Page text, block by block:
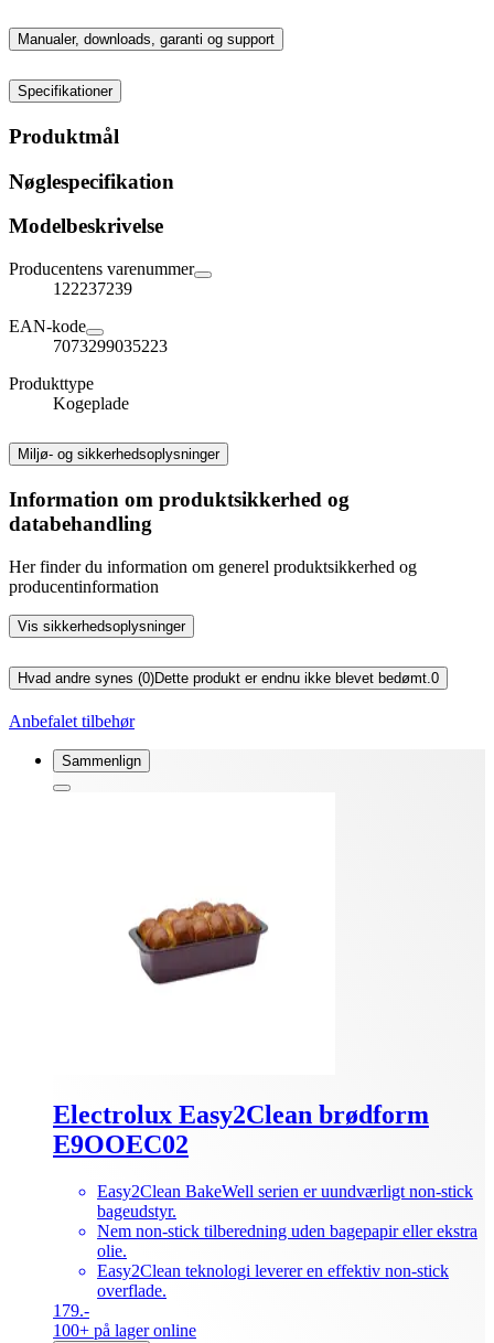
Manualer, downloads, garanti og support
Specifikationer
Produktmål
Nøglespecifikation
Modelbeskrivelse
Producentens varenummer
122237239
EAN-kode
7073299035223
Produkttype
Kogeplade
Miljø- og sikkerhedsoplysninger
Information om produktsikkerhed og
databehandling
Her finder du information om generel produktsikkerhed og
producentinformation
Vis sikkerhedsoplysninger
Hvad andre synes (0)Dette produkt er endnu ikke blevet bedømt. 0
Anbefalet tilbehør
Sammenlign
Electrolux Easy2Clean brødform
E9OOEC02
Easy2Clean BakeWell serien er uundværligt non-stick
bageudstyr.
Nem non-stick tilberedning uden bagepapir eller ekstra
olie.
Easy2Clean teknologi leverer en effektiv non-stick
overflade.
179.-
100+ på lager online